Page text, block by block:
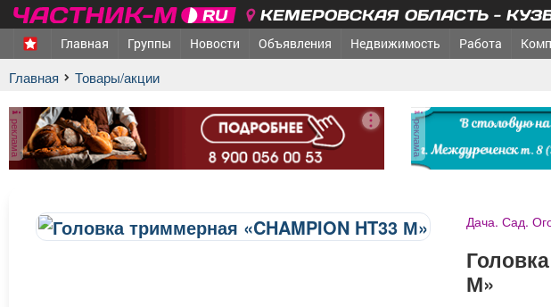
КЕМЕРОВСКАЯ ОБЛАСТЬ -
Главная Группы Новости Объявления Недвижимость Работа
Главная Товары/акции
реклама реклама
Дача. Сад.
М»